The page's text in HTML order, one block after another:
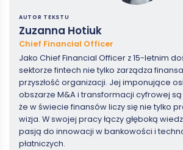
AUTOR TEKSTU
Zuzanna Hotiuk
Chief Financial Officer
Jako Chief Financial Officer z 15-letnim
sektorze fintech nie tylko zarządza
przyszłość organizacji. Jej imponujące
obszarze M&A i transformacji cyfrowej
że w świecie finansów liczy się nie tylko
wizja. W swojej pracy łączy głęboką
pasją do innowacji w bankowości i
płatniczych.